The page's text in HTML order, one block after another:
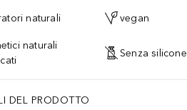
naturali vegan
naturali
Senza silicone
DEL PRODOTTO